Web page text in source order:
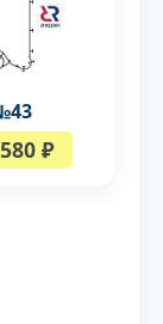
₽